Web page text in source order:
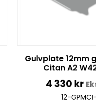
Gulvplate 12mm
Citan A2
4 330 kr
12-